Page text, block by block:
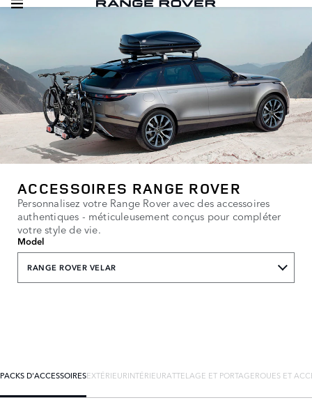
ACCESSOIRES RANGE ROVER
Personnalisez votre Range Rover avec des accessoires
authentiques - méticuleusement conçus pour compléter
votre style de vie.
Model
RANGE ROVER VELAR
PACKS D'ACCESSOIRESEXTÉRIEURINTÉRIEURATTELAGE ET PORTAGEROUES ET